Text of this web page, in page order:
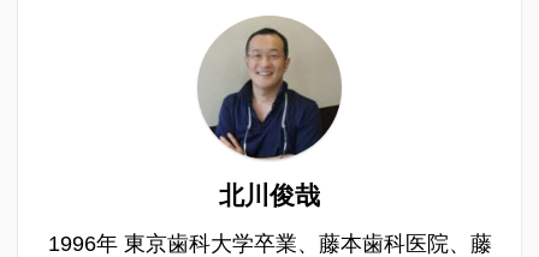
北川俊哉
1996年 東京歯科大学卒業、藤本歯科医院、藤